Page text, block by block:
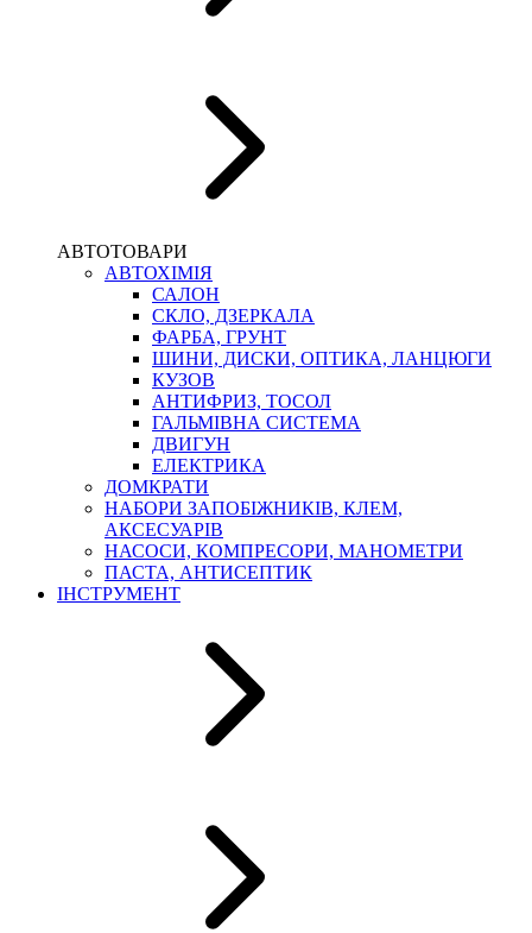
АВТОТОВАРИ
АВТОХІМІЯ
САЛОН
СКЛО, ДЗЕРКАЛА
ФАРБА, ГРУНТ
ШИНИ, ДИСКИ, ОПТИКА, ЛАНЦЮГИ
КУЗОВ
АНТИФРИЗ, ТОСОЛ
ГАЛЬМІВНА СИСТЕМА
ДВИГУН
ЕЛЕКТРИКА
ДОМКРАТИ
НАБОРИ ЗАПОБІЖНИКІВ, КЛЕМ,
АКСЕСУАРІВ
НАСОСИ, КОМПРЕСОРИ, МАНОМЕТРИ
ПАСТА, АНТИСЕПТИК
ІНСТРУМЕНТ